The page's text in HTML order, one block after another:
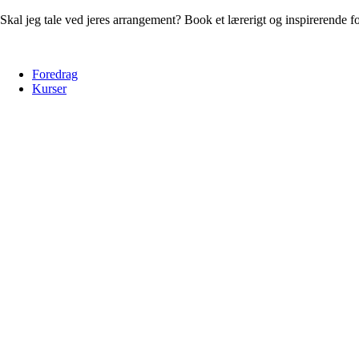
Skal jeg tale ved jeres arrangement? Book et lærerigt og inspirerende
Foredrag
Kurser